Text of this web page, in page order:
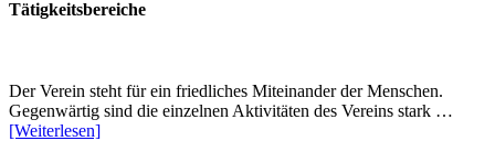
Tätigkeitsbereiche
Der Verein steht für ein friedliches Miteinander der Menschen.
Gegenwärtig sind die einzelnen Aktivitäten des Vereins stark …
[Weiterlesen]